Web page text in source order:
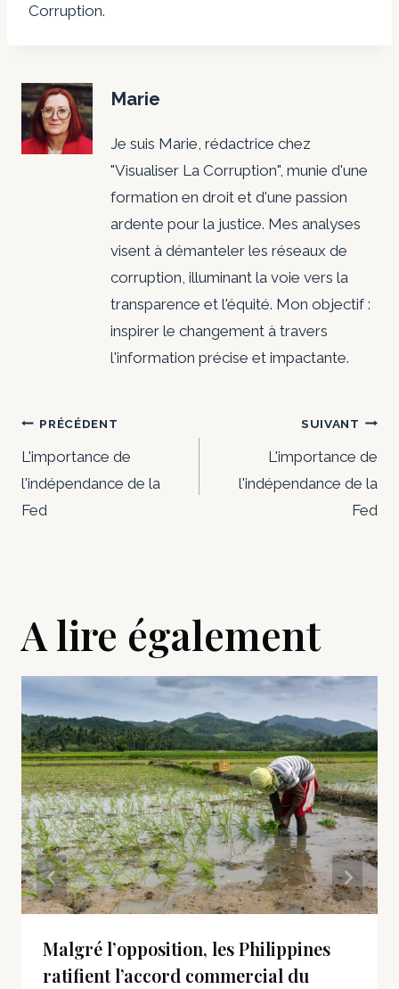
Corruption.
Marie
Je suis Marie, rédactrice chez
"Visualiser La Corruption", munie d'une
formation en droit et d'une passion
ardente pour la justice. Mes analyses
visent à démanteler les réseaux de
corruption, illuminant la voie vers la
transparence et l'équité. Mon objectif :
inspirer le changement à travers
l'information précise et impactante.
Navigation
de
l’article
PRÉCÉDENT
L'importance de
l'indépendance de la
Fed
SUIVANT
L'importance de
l'indépendance de la
Fed
A lire également
Malgré l’opposition, les Philippines
ratifient l’accord commercial du